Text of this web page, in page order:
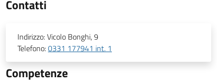
Contatti
Indirizzo:Vicolo Bonghi, 9
Telefono:0331 177941 int. 1
Competenze